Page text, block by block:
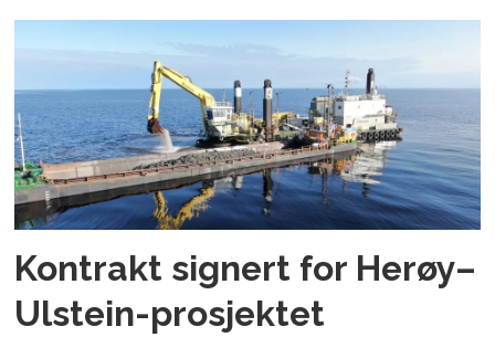
Kontrakt signert for Herøy–
Ulstein-prosjektet